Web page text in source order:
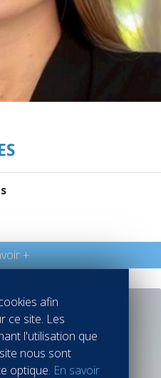
+
afin
ce site. Les
l'utilisation que
nous sont
optique. En savoir